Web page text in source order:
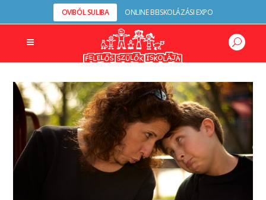
OVIBÓL SULIBA ONLINE BEISKOLÁZÁSI EXPO